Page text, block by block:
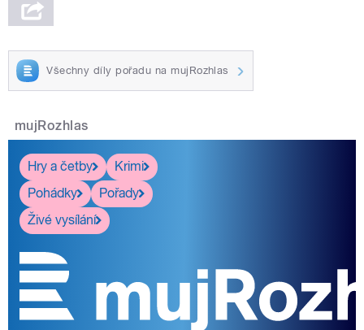
Všechny díly pořadu na mujRozhlas
mujRozhlas
Hry a četby
Krimi
Pohádky
Pořady
Živé vysílání